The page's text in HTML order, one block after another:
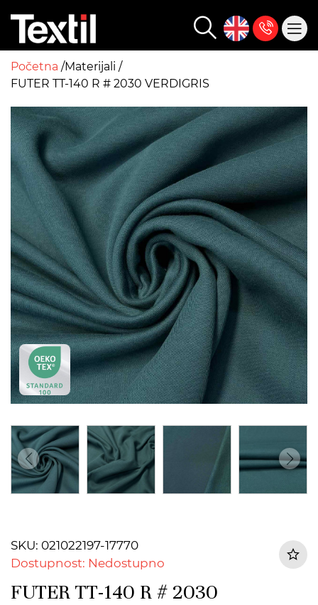
Početna Materijali
FUTER TT-140 R # 2030 VERDIGRIS
SKU: 021022197-17770
Dostupnost: Nedostupno
FUTER TT-140 R # 2030